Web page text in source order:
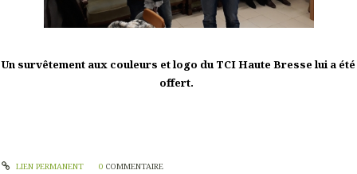
Un survêtement aux couleurs et logo du TCI Haute Bresse lui a été
offert.
LIEN PERMANENT 0 COMMENTAIRE